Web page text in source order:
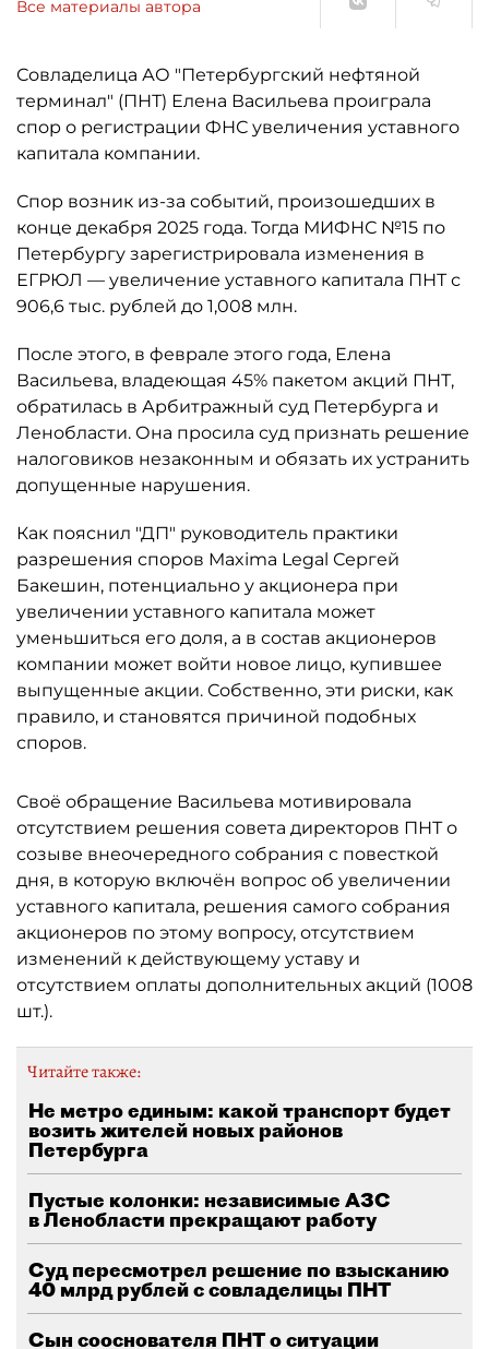
Все материалы автора
Совладелица АО "Петербургский нефтяной
терминал" (ПНТ) Елена Васильева проиграла
спор о регистрации ФНС увеличения уставного
капитала компании.
Спор возник из-за событий, произошедших в
конце декабря 2025 года. Тогда МИФНС №15 по
Петербургу зарегистрировала изменения в
ЕГРЮЛ — увеличение уставного капитала ПНТ с
906,6 тыс. рублей до 1,008 млн.
После этого, в феврале этого года, Елена
Васильева, владеющая 45% пакетом акций ПНТ,
обратилась в Арбитражный суд Петербурга и
Ленобласти. Она просила суд признать решение
налоговиков незаконным и обязать их устранить
допущенные нарушения.
Как пояснил "ДП" руководитель практики
разрешения споров Maxima Legal Сергей
Бакешин, потенциально у акционера при
увеличении уставного капитала может
уменьшиться его доля, а в состав акционеров
компании может войти новое лицо, купившее
выпущенные акции. Собственно, эти риски, как
правило, и становятся причиной подобных
споров.
Своё обращение Васильева мотивировала
отсутствием решения совета директоров ПНТ о
созыве внеочередного собрания с повесткой
дня, в которую включён вопрос об увеличении
уставного капитала, решения самого собрания
акционеров по этому вопросу, отсутствием
изменений к действующему уставу и
отсутствием оплаты дополнительных акций (1008
шт.).
Читайте также:
Не метро единым: какой транспорт будет
возить жителей новых районов
Петербурга
Пустые колонки: независимые АЗС
в Ленобласти прекращают работу
Суд пересмотрел решение по взысканию
40 млрд рублей с совладелицы ПНТ
Сын сооснователя ПНТ о ситуации